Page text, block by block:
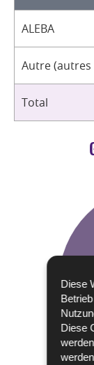
Diese
Diese
ALEBA
Autre
Total